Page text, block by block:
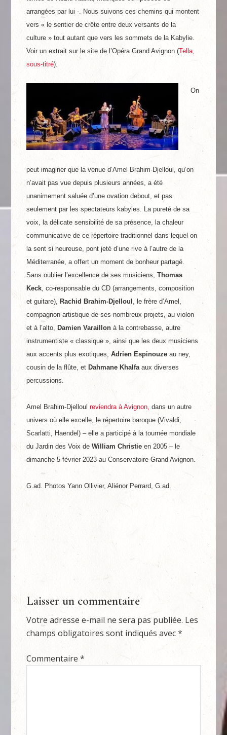
arrangées par lui -. Nous suivons ces chemins qui montent
vers « le sentier de crête entre deux versants de la
culture » tout autant que vers les sommets de la Kabylie.
Voir un extrait sur le site de l’Opéra Grand Avignon (Tella,
sous-titré).
On
peut imaginer que la venue d’Amel Brahim-Djelloul, qu’on
n’avait pas vue depuis plusieurs années, a été
unanimement saluée d’une ovation debout, et pas
seulement par les spectateurs kabyles. La pureté de sa
voix, la délicate sensibilité de sa présence, la chaleur
communicative de ce répertoire traditionnel dans lequel on
la sent si heureuse, pont jeté d’une rive à l’autre de la
Méditerranée, a offert un moment de bonheur partagé.
Sans oublier l’excellence de ses musiciens,Thomas
Keck, co-responsable du CD (arrangements, composition
et guitare), Rachid Brahim-Djelloul , le frère d’Amel,
compagnon artistique de ses nombreux projets, au violon
et à l’alto, Damien Varaillonà la contrebasse, autre
instrumentiste « classique », ainsi que les deux musiciens
aux accents plus exotiques,Adrien Espinouzeau ney,
cousin de la flûte, et Dahmane Khalfaaux diverses
percussions.
Amel Brahim-Djelloulreviendra à Avignon, dans un autre
univers où elle excelle, le répertoire baroque (Vivaldi,
Scarlatti, Haendel) – elle a participé à la tournée mondiale
du Jardin des Voix deWilliam Christie en 2005 – le
dimanche 5 février 2023 au Conservatoire Grand Avignon.
G.ad. Photos Yann Ollivier, Aliénor Perrard, G.ad.
Laisser un commentaire
Votre adresse e-mail ne sera pas publiée. Les
champs obligatoires sont indiqués avec*
Commentaire*